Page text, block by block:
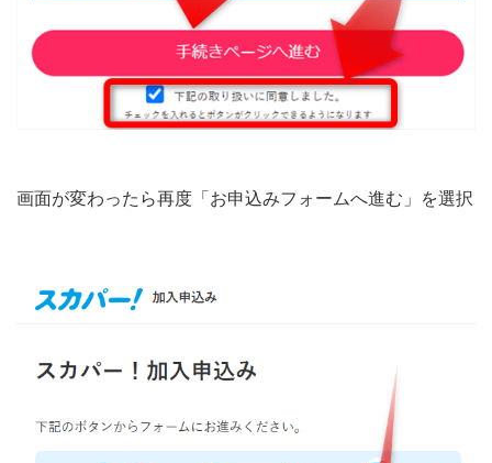
画面が変わったら再度「お申込みフォームへ進む」を選択